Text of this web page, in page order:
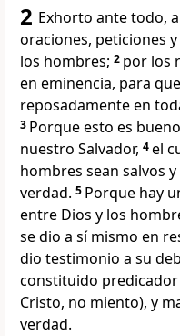
2 Exhorto ante todo,
oraciones, peticiones
los hombres; 2 por los
en eminencia, para
reposadamente en
3 Porque esto es
nuestro Salvador, 4el
hombres sean salvos
verdad. 5 Porque hay
entre Dios y los
se dio a sí mismo en
dio testimonio a su
constituido
Cristo, no miento), y
verdad.